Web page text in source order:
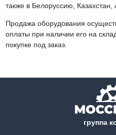
также в Белоруссию,
Продажа оборудования
оплаты при наличии его на
покупке под заказ.
группа